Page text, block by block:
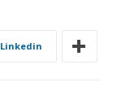
Linkedin